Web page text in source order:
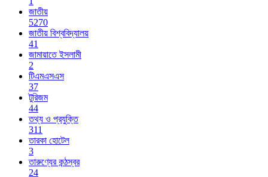
জাতীয়
5270
জাতীয় বিশ্ববিদ্যালয়
41
জামায়াতে ইসলামী
2
টিএমএসএস
37
টুরিজম
44
তথ্য ও প্রযুক্তি
311
তারকা হোটেল
3
তারুণ্যের কন্ঠস্বর
24